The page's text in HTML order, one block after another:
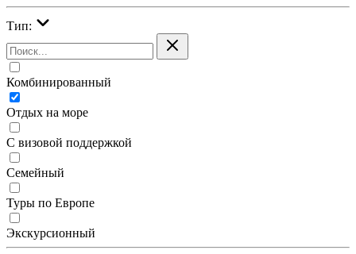
Тип:
Комбинированный
Отдых на море
С визовой поддержкой
Семейный
Туры по Европе
Экскурсионный